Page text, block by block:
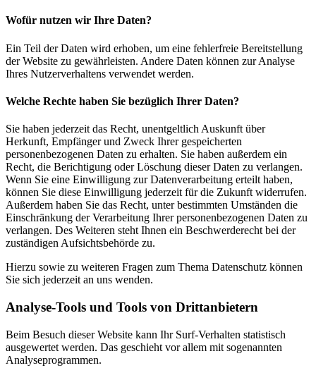
Wofür nutzen wir Ihre Daten?
Ein Teil der Daten wird erhoben, um eine fehlerfreie Bereitstellung
der Website zu gewährleisten. Andere Daten können zur Analyse
Ihres Nutzerverhaltens verwendet werden.
Welche Rechte haben Sie bezüglich Ihrer Daten?
Sie haben jederzeit das Recht, unentgeltlich Auskunft über
Herkunft, Empfänger und Zweck Ihrer gespeicherten
personenbezogenen Daten zu erhalten. Sie haben außerdem ein
Recht, die Berichtigung oder Löschung dieser Daten zu verlangen.
Wenn Sie eine Einwilligung zur Datenverarbeitung erteilt haben,
können Sie diese Einwilligung jederzeit für die Zukunft widerrufen.
Außerdem haben Sie das Recht, unter bestimmten Umständen die
Einschränkung der Verarbeitung Ihrer personenbezogenen Daten zu
verlangen. Des Weiteren steht Ihnen ein Beschwerderecht bei der
zuständigen Aufsichtsbehörde zu.
Hierzu sowie zu weiteren Fragen zum Thema Datenschutz können
Sie sich jederzeit an uns wenden.
Analyse-Tools und Tools von Dritt­anbietern
Beim Besuch dieser Website kann Ihr Surf-Verhalten statistisch
ausgewertet werden. Das geschieht vor allem mit sogenannten
Analyseprogrammen.